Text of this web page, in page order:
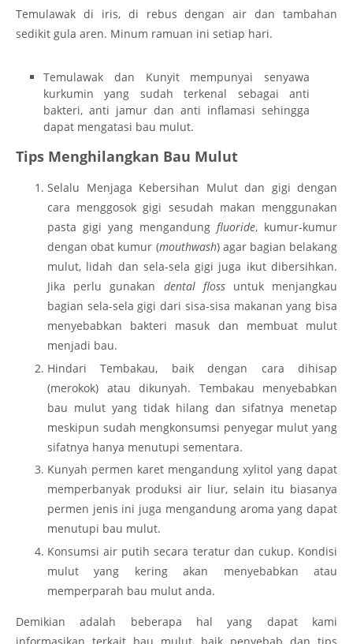
Temulawak di iris, di rebus dengan air dan tambahan
sedikit gula aren. Minum ramuan ini setiap hari.
Temulawak dan Kunyit mempunyai senyawa
kurkumin yang sudah terkenal sebagai anti
bakteri, anti jamur dan anti inflamasi sehingga
dapat mengatasi bau mulut.
Tips Menghilangkan Bau Mulut
Selalu Menjaga Kebersihan Mulut dan gigi dengan
cara menggosok gigi sesudah makan menggunakan
pasta gigi yang mengandung fluoride, kumur-kumur
dengan obat kumur (mouthwash) agar bagian belakang
mulut, lidah dan sela-sela gigi juga ikut dibersihkan.
Jika perlu gunakan dental floss untuk menjangkau
bagian sela-sela gigi dari sisa-sisa makanan yang bisa
menyebabkan bakteri masuk dan membuat mulut
menjadi bau.
Hindari Tembakau, baik dengan cara dihisap
(merokok) atau dikunyah. Tembakau menyebabkan
bau mulut yang tidak hilang dan sifatnya menetap
meskipun sudah mengkonsumsi penyegar mulut yang
sifatnya hanya menutupi sementara.
Kunyah permen karet mengandung xylitol yang dapat
memperbanyak produksi air liur, selain itu biasanya
permen jenis ini juga mengandung aroma yang dapat
menutupi bau mulut.
Konsumsi air putih secara teratur dan cukup. Kondisi
mulut yang kering akan menyebabkan atau
memperparah bau mulut anda.
Demikian adalah beberapa hal yang dapat kami
informasikan terkait bau mulut, baik penyebab dan tips